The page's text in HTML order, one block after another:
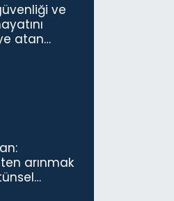
ve
atan
arınmak